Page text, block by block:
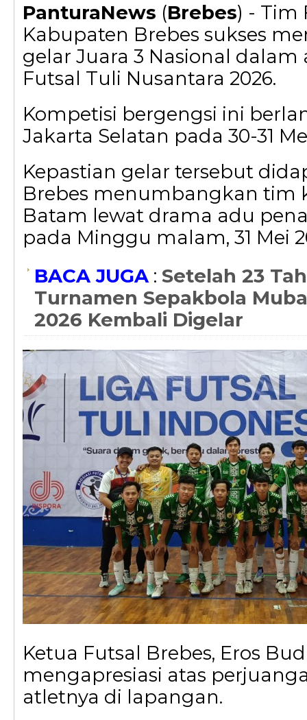
PanturaNews (Brebes) - Tim
Kabupaten Brebes sukses
gelar Juara 3 Nasional dalam
Futsal Tuli Nusantara 2026.
Kompetisi bergengsi ini
Jakarta Selatan pada 30-31
Kepastian gelar tersebut
Brebes menumbangkan tim
Batam lewat drama adu
pada Minggu malam, 31 Mei
BACA JUGA: Setelah 23
Turnamen Sepakbola
2026 Kembali Digelar
Ketua Futsal Brebes, Eros
mengapresiasi atas
atletnya di lapangan.